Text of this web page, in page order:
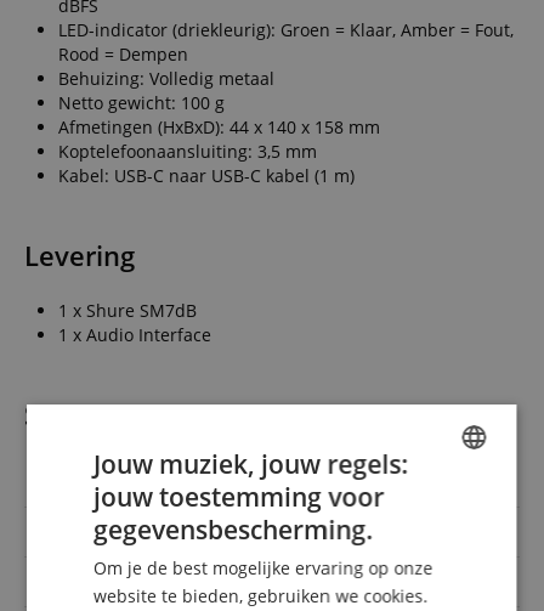
dBFS
LED-indicator (driekleurig): Groen = Klaar, Amber = Fout,
Rood = Dempen
Behuizing: Volledig metaal
Netto gewicht: 100 g
Afmetingen (HxBxD): 44 x 140 x 158 mm
Koptelefoonaansluiting: 3,5 mm
Kabel: USB-C naar USB-C kabel (1 m)
Levering
1 x Shure SM7dB
1 x Audio Interface
Specificaties
Artikelnummer 00106558
Schwarz
Uitgangen 3.5mm Stereo-Klinke, USB
Jouw muziek, jouw regels:
jouw toestemming voor
gegevensbescherming.
Om je de best mogelijke ervaring op onze
website te bieden, gebruiken we cookies.